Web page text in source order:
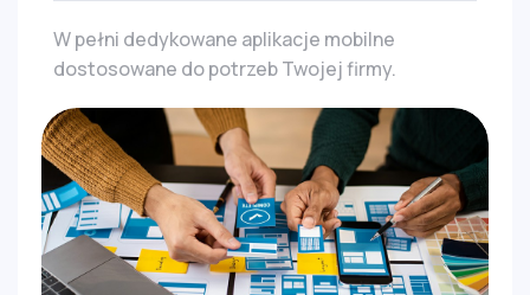
W pełni dedykowane aplikacje mobilne
dostosowane do potrzeb Twojej firmy.